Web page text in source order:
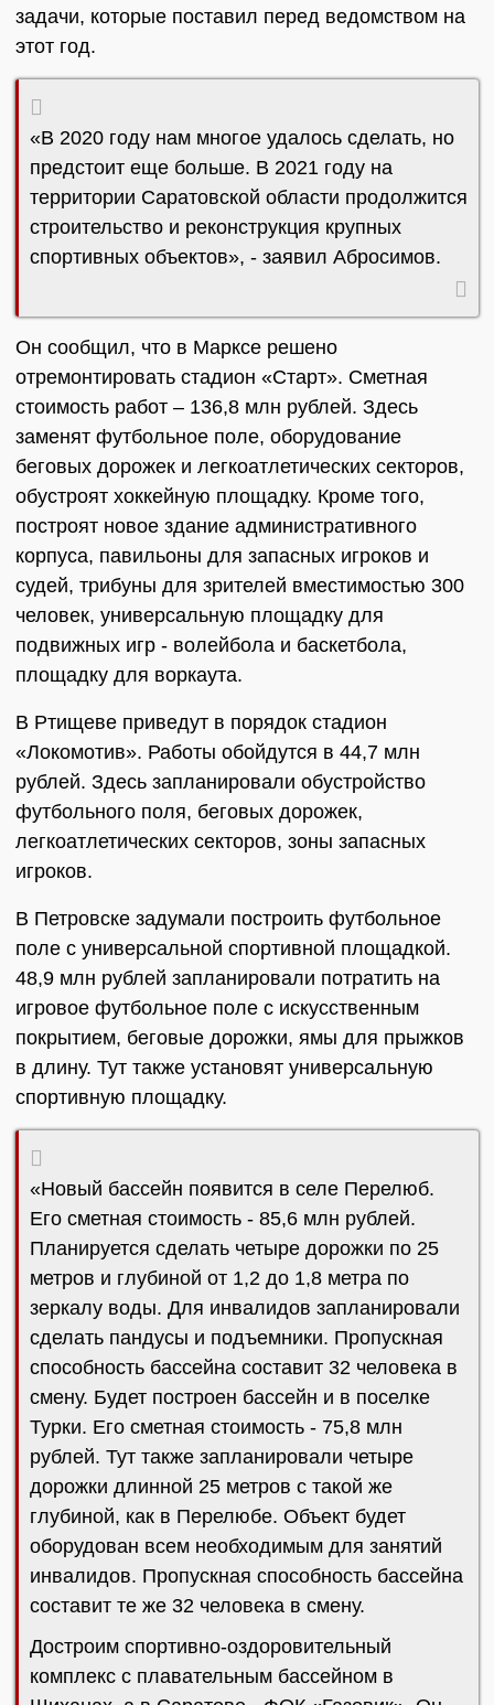
задачи, которые поставил перед ведомством на
этот год.
«В 2020 году нам многое удалось сделать, но
предстоит еще больше. В 2021 году на
территории Саратовской области продолжится
строительство и реконструкция крупных
спортивных объектов», - заявил Абросимов.
Он сообщил, что в Марксе решено
отремонтировать стадион «Старт». Сметная
стоимость работ – 136,8 млн рублей. Здесь
заменят футбольное поле, оборудование
беговых дорожек и легкоатлетических секторов,
обустроят хоккейную площадку. Кроме того,
построят новое здание административного
корпуса, павильоны для запасных игроков и
судей, трибуны для зрителей вместимостью 300
человек, универсальную площадку для
подвижных игр - волейбола и баскетбола,
площадку для воркаута.
В Ртищеве приведут в порядок стадион
«Локомотив». Работы обойдутся в 44,7 млн
рублей. Здесь запланировали обустройство
футбольного поля, беговых дорожек,
легкоатлетических секторов, зоны запасных
игроков.
В Петровске задумали построить футбольное
поле с универсальной спортивной площадкой.
48,9 млн рублей запланировали потратить на
игровое футбольное поле с искусственным
покрытием, беговые дорожки, ямы для прыжков
в длину. Тут также установят универсальную
спортивную площадку.
«Новый бассейн появится в селе Перелюб.
Его сметная стоимость - 85,6 млн рублей.
Планируется сделать четыре дорожки по 25
метров и глубиной от 1,2 до 1,8 метра по
зеркалу воды. Для инвалидов запланировали
сделать пандусы и подъемники. Пропускная
способность бассейна составит 32 человека в
смену. Будет построен бассейн и в поселке
Турки. Его сметная стоимость - 75,8 млн
рублей. Тут также запланировали четыре
дорожки длинной 25 метров с такой же
глубиной, как в Перелюбе. Объект будет
оборудован всем необходимым для занятий
инвалидов. Пропускная способность бассейна
составит те же 32 человека в смену.
Достроим спортивно-оздоровительный
комплекс с плавательным бассейном в